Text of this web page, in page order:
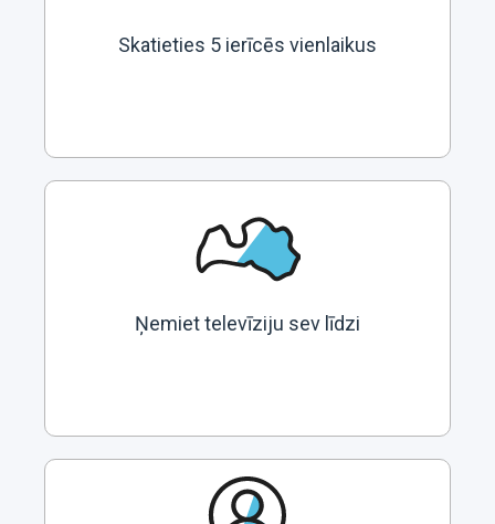
Skatieties 5 ierīcēs vienlaikus
Ņemiet televīziju sev līdzi